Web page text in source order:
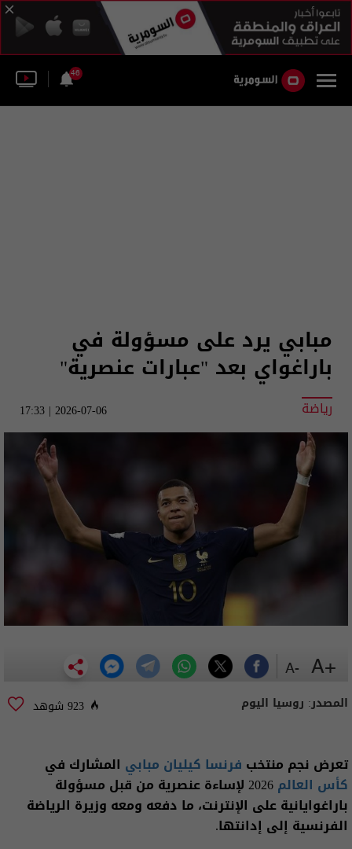
46
مبابي يرد على مسؤولة في
باراغواي بعد "عبارات عنصرية"
رياضة 2026-07-06 | 17:33
المصدر: روسيا اليوم 923 شوهد
تعرض نجم منتخب فرنسا كيليان مبابي المشارك في
كأس العالم
2026 لإساءة عنصرية من قبل مسؤولة
باراغوايانية على الإنترنت، ما دفعه ومعه وزيرة الرياضة
الفرنسية إلى إدانتها.
+A
-A